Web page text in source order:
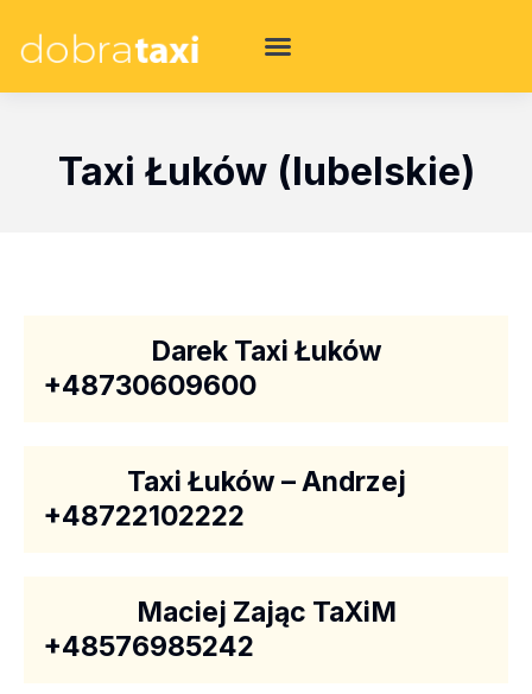
Taxi Łuków (lubelskie)
Darek Taxi Łuków
+48730609600
Taxi Łuków – Andrzej
+48722102222
Maciej Zając TaXiM
+48576985242